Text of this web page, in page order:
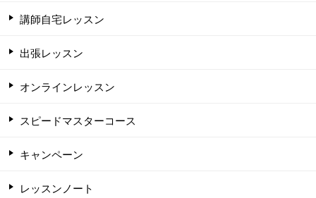
講師自宅レッスン
出張レッスン
オンラインレッスン
スピードマスターコース
キャンペーン
レッスンノート